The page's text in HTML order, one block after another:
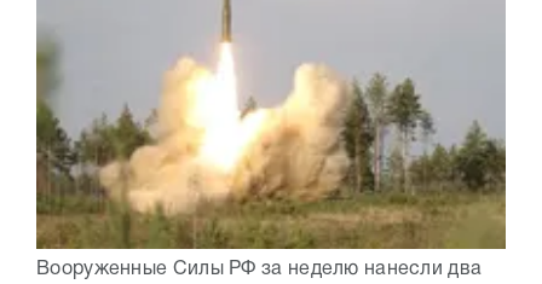
Вооруженные Силы РФ за неделю нанесли два